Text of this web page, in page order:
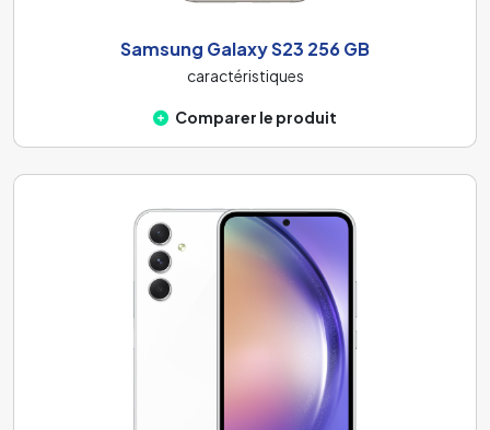
Samsung Galaxy S23 256 GB
caractéristiques
Comparer le produit